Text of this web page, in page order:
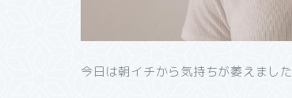
今日は朝イチから気持ちが萎えました